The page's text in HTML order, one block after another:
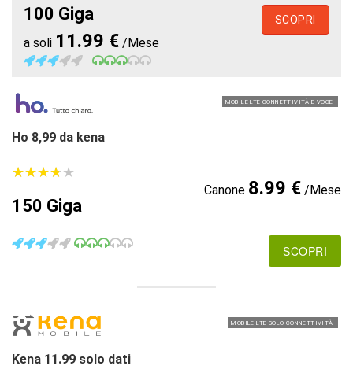
100 Giga
a soli 11.99 € /Mese
SCOPRI
MOBILE LTE CONNETTIVITÀ E VOCE
Ho 8,99 da kena
★★★★★
★★★★★
150 Giga
Canone 8.99 €/Mese
SCOPRI
MOBILE LTE SOLO CONNETTIVITÀ
Kena 11.99 solo dati